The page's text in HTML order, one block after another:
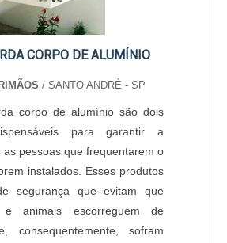
CORPO DE ALUMÍNIO
/ SANTO ANDRÉ - SP
corpo de alumínio são dois
para garantir a
pessoas que frequentarem o
instalados. Esses produtos
segurança que evitam que
e animais escorreguem de
consequentemente, sofram